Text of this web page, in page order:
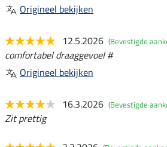
Origineel bekijken
12.5.2026 (Bevestigde
comfortabel draaggevoel #
Origineel bekijken
16.3.2026 (Bevestigde
Zit prettig